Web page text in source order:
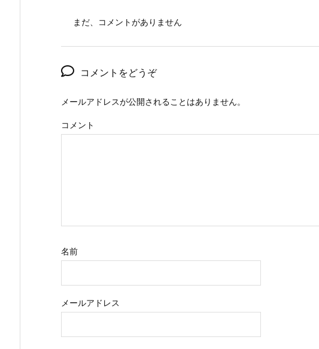
まだ、コメントがありません
コメントをどうぞ
メールアドレスが公開されることはありません。
コメント
名前
メールアドレス